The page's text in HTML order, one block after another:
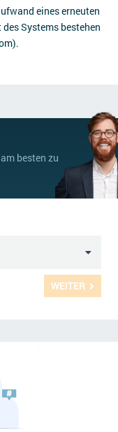
eines erneuten
Systems bestehen
besten zu
WEITER